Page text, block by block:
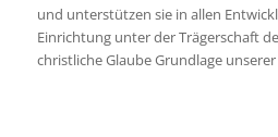
und unterstützen sie in allen
Einrichtung unter der Trägerschaft
christliche Glaube Grundlage